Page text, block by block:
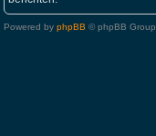
Powered by phpBB © phpBB Group.